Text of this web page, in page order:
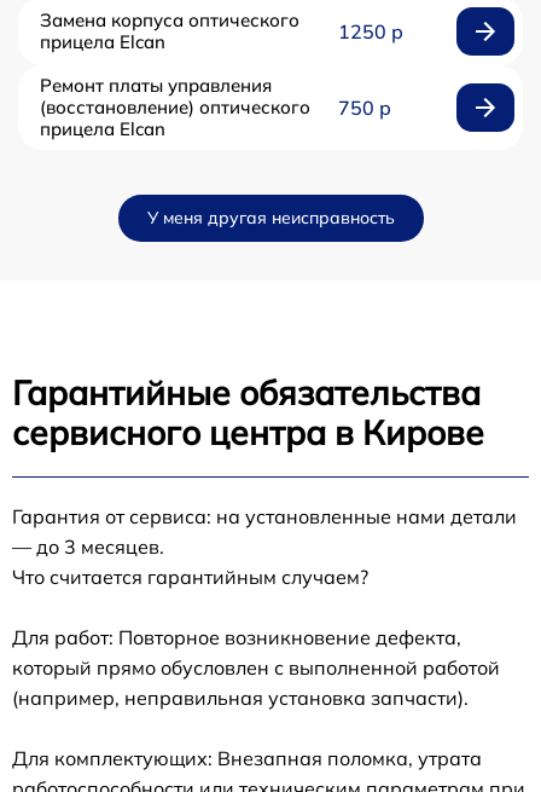
Замена корпуса оптического
прицела Elcan
1250 р
Ремонт платы управления
(восстановление) оптического
прицела Elcan
750 р
У меня другая неисправность
Гарантийные обязательства
сервисного центра в Кирове
Гарантия от сервиса: на установленные нами детали
— до 3 месяцев.
Что считается гарантийным случаем?
Для работ: Повторное возникновение дефекта,
который прямо обусловлен с выполненной работой
(например, неправильная установка запчасти).
Для комплектующих: Внезапная поломка, утрата